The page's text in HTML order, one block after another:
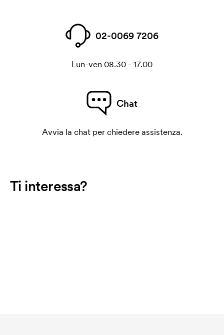
02-0069 7206
Lun-ven 08.30 - 17.00
Chat
Avvia la chat per chiedere assistenza.
Ti interessa?